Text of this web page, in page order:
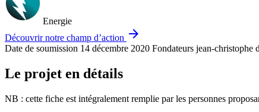
Energie
Découvrir notre champ d’action arrow_forward
Date de soumission 14 décembre 2020 Fondateurs jean-christophe
Le projet en détails
NB : cette fiche est intégralement remplie par les personnes